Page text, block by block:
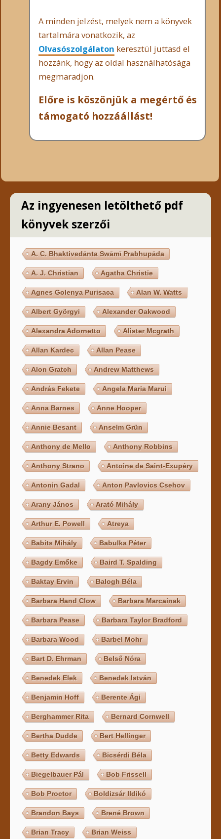
A minden jelzést, melyek nem a könyvek
tartalmára vonatkozik, az
Olvasószolgálaton keresztül juttasd el
hozzánk, hogy az oldal használhatósága
megmaradjon.
Előre is köszönjük a megértő és
támogató hozzáállást!
Az ingyenesen letölthető pdf
könyvek szerzői
A. C. Bhaktivedānta Swāmī Prabhupāda
A. J. Christian Agatha Christie
Agnes Golenya Purisaca Alan W. Watts
Albert Györgyi Alexander Oakwood
Alexandra Adornetto Alister Mcgrath
Allan Kardec Allan Pease
Alon Gratch Andrew Matthews
András Fekete Angela Maria Marui
Anna Barnes Anne Hooper
Annie Besant Anselm Grün
Anthony de Mello Anthony Robbins
Anthony Strano Antoine de Saint-Exupéry
Antonin Gadal Anton Pavlovics Csehov
Arany János Arató Mihály
Arthur E. Powell Atreya
Babits Mihály Babulka Péter
Bagdy Emőke Baird T. Spalding
Baktay Ervin Balogh Béla
Barbara Hand Clow Barbara Marcainak
Barbara Pease Barbara Taylor Bradford
Barbara Wood Barbel Mohr
Bart D. Ehrman Belső Nóra
Benedek Elek Benedek István
Benjamin Hoff Berente Ági
Berghammer Rita Bernard Cornwell
Bertha Dudde Bert Hellinger
Betty Edwards Bicsérdi Béla
Biegelbauer Pál Bob Frissell
Bob Proctor Boldizsár Ildikó
Brandon Bays Brené Brown
Brian Tracy Brian Weiss